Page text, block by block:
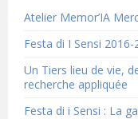
Atelier Memor’IA
Festa di I Sensi 2016-
Un Tiers lieu de vie,
recherche appliquée
Festa di i Sensi : La